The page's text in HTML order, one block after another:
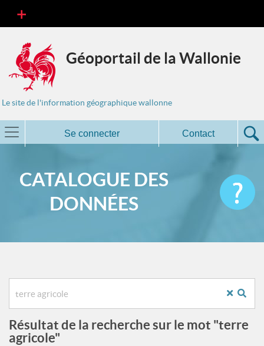
Géoportail de la Wallonie
Le site de l'information géographique wallonne
Se connecter Contact
CATALOGUE DES
DONNÉES
Résultat de la recherche sur le mot "terre
agricole"